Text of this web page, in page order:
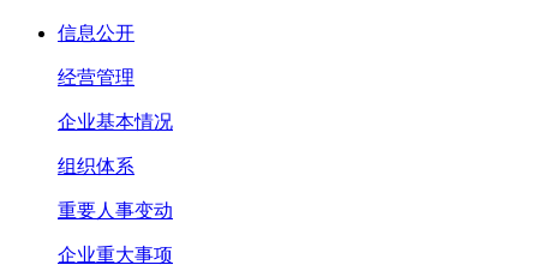
信息公开
经营管理
企业基本情况
组织体系
重要人事变动
企业重大事项